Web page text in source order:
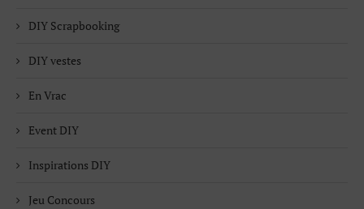
DIY Scrapbooking
DIY vestes
En Vrac
Event DIY
Inspirations DIY
Jeu Concours